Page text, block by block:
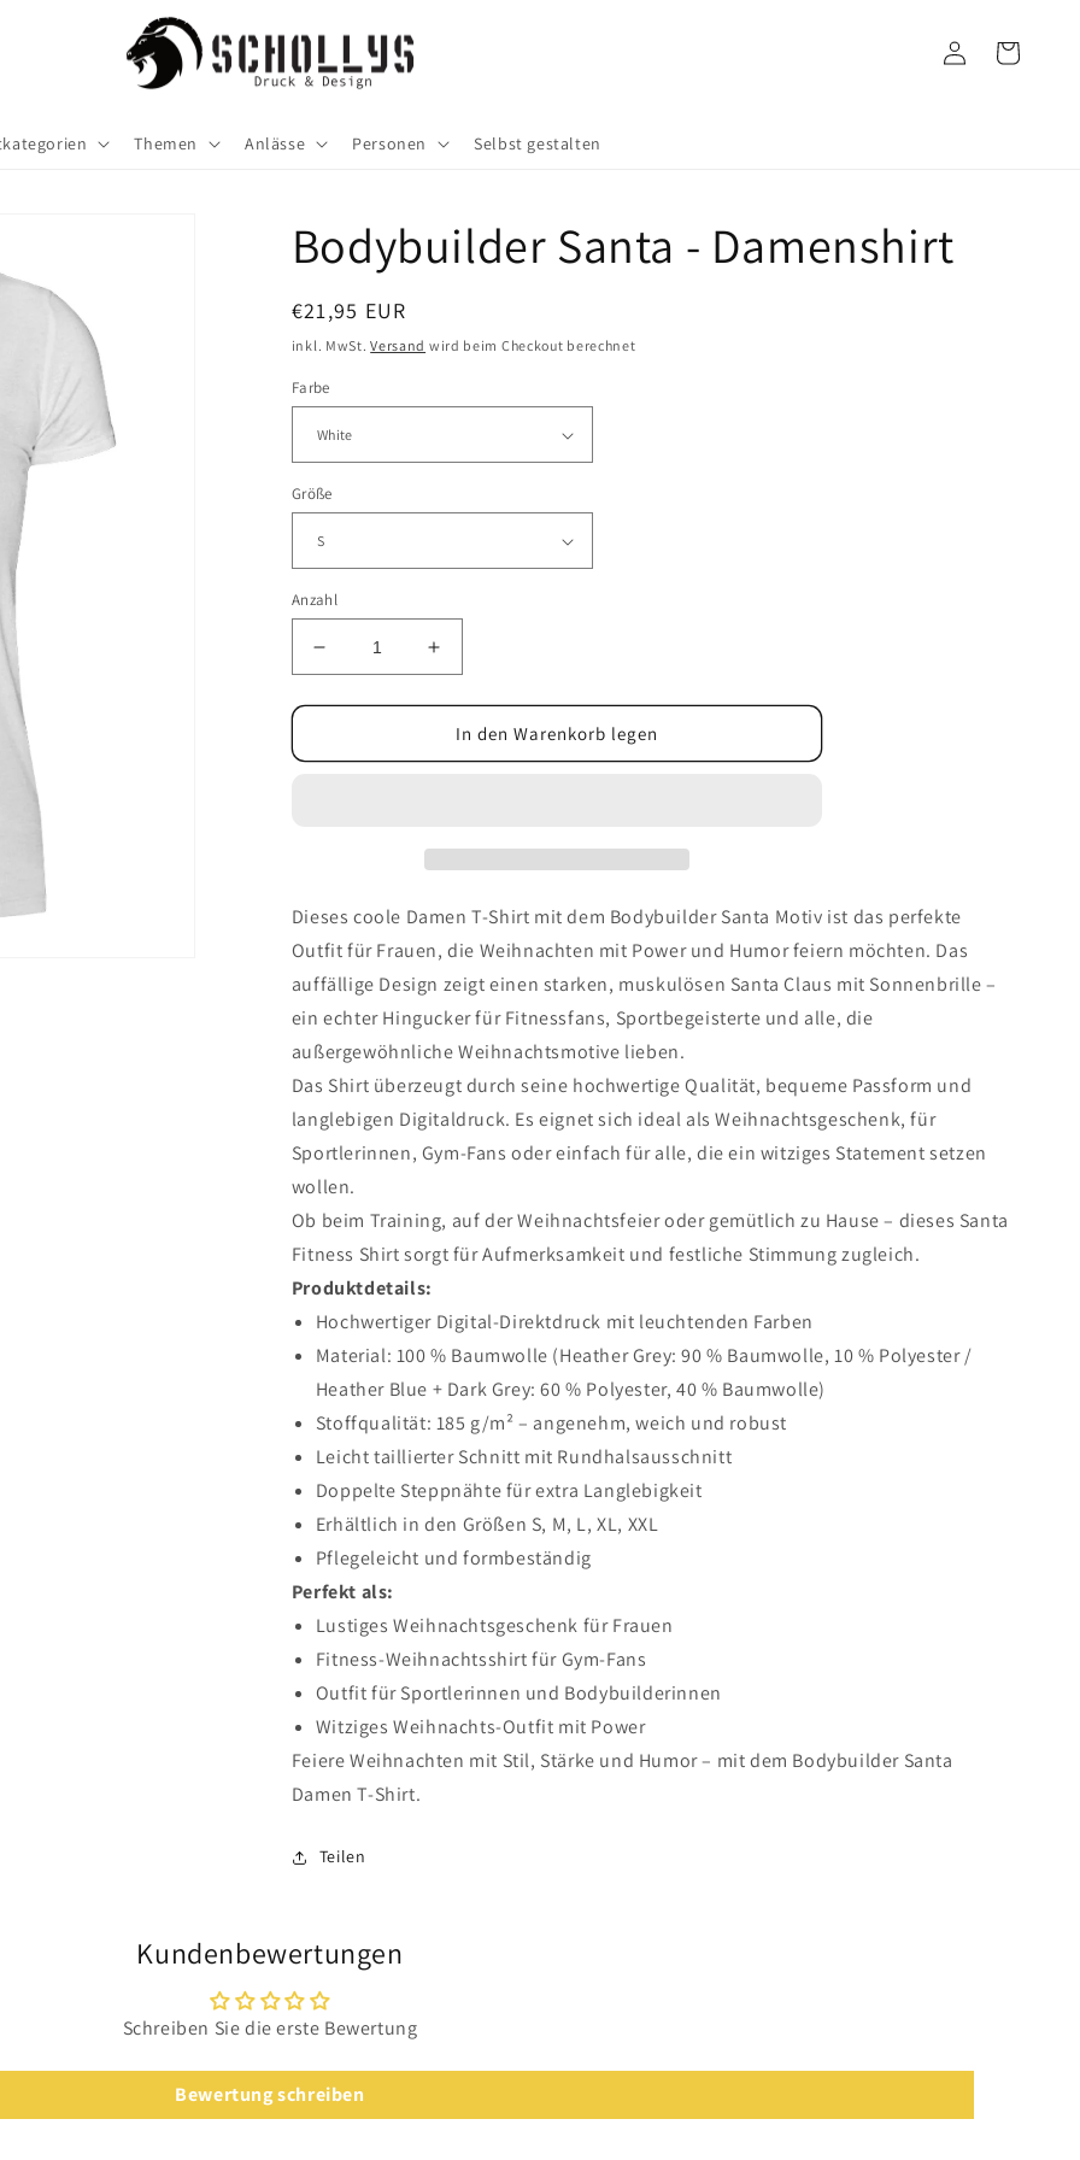
Themen Anlässe Personen Selbst gestalten
EinloggenWarenkorb
Bodybuilder Santa - Damenshirt
Normaler
Preis
€21,95 EUR
inkl. MwSt.Versand wird beim Checkout berechnet
Farbe
Größe
Anzahl
Verringere
die
Menge
Bodybuilder
Erhöhe
die
Menge
für
Bodybuilder
In den Warenkorb legen
Dieses coole Damen T-Shirt mit dem Bodybuilder Santa Motiv ist das perfekte
Outfit für Frauen, die Weihnachten mit Power und Humor feiern möchten. Das
auffällige Design zeigt einen starken, muskulösen Santa Claus mit Sonnenbrille –
ein echter Hingucker für Fitnessfans, Sportbegeisterte und alle, die
außergewöhnliche Weihnachtsmotive lieben.
Das Shirt überzeugt durch seine hochwertige Qualität, bequeme Passform und
langlebigen Digitaldruck. Es eignet sich ideal als Weihnachtsgeschenk, für
Sportlerinnen, Gym-Fans oder einfach für alle, die ein witziges Statement setzen
wollen.
Ob beim Training, auf der Weihnachtsfeier oder gemütlich zu Hause – dieses Santa
Fitness Shirt sorgt für Aufmerksamkeit und festliche Stimmung zugleich.
Produktdetails:
Hochwertiger Digital-Direktdruck mit leuchtenden Farben
Material: 100 % Baumwolle (Heather Grey: 90 % Baumwolle, 10 % Polyester /
Heather Blue + Dark Grey: 60 % Polyester, 40 % Baumwolle)
Stoffqualität: 185 g/m² – angenehm, weich und robust
Leicht taillierter Schnitt mit Rundhalsausschnitt
Doppelte Steppnähte für extra Langlebigkeit
Erhältlich in den Größen S, M, L, XL, XXL
Pflegeleicht und formbeständig
Perfekt als:
Lustiges Weihnachtsgeschenk für Frauen
Fitness-Weihnachtsshirt für Gym-Fans
Outfit für Sportlerinnen und Bodybuilderinnen
Witziges Weihnachts-Outfit mit Power
Feiere Weihnachten mit Stil, Stärke und Humor – mit dem Bodybuilder Santa
Damen T-Shirt.
Teilen
Kundenbewertungen
Schreiben Sie die erste Bewertung
Bewertung schreiben